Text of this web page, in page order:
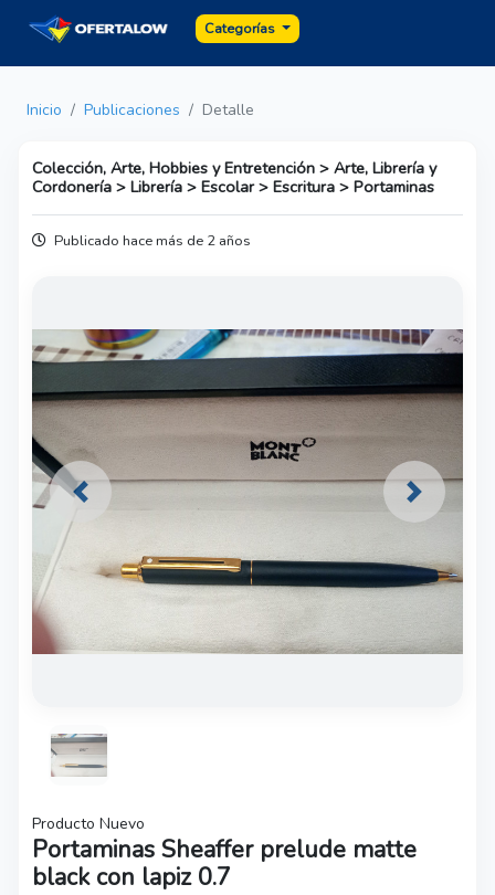
Categorías
Inicio Publicaciones Detalle
Colección, Arte, Hobbies y Entretención > Arte, Librería y
Cordonería > Librería > Escolar > Escritura > Portaminas
Publicado hace más de 2 años
Previous Next
Producto Nuevo
Portaminas Sheaffer prelude matte
black con lapiz 0.7